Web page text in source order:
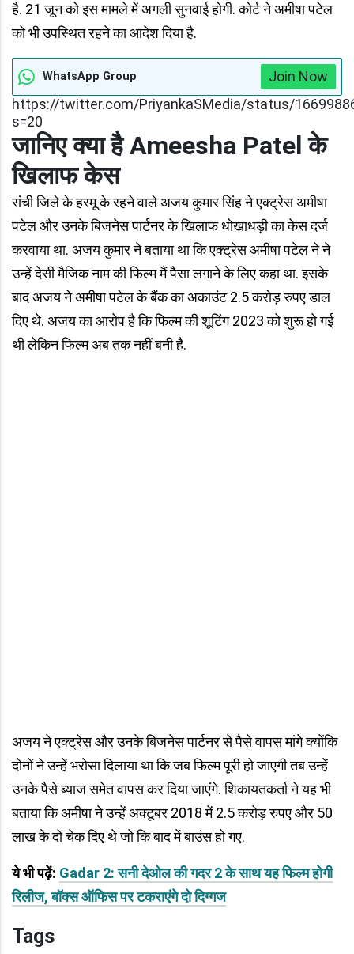
है. 21 जून को इस मामले में अगली सुनवाई होगी. कोर्ट ने अमीषा पटेल
को भी उपस्थित रहने का आदेश दिया है.
WhatsApp Group
Join Now
https://twitter.com/PriyankaSMedia/status/
s=20
जानिए क्या है Ameesha Patel के
खिलाफ केस
रांची जिले के हरमू के रहने वाले अजय कुमार सिंह ने एक्ट्रेस अमीषा
पटेल और उनके बिजनेस पार्टनर के खिलाफ धोखाधड़ी का केस दर्ज
करवाया था. अजय कुमार ने बताया था कि एक्ट्रेस अमीषा पटेल ने ने
उन्हें देसी मैजिक नाम की फिल्म मैं पैसा लगाने के लिए कहा था. इसके
बाद अजय ने अमीषा पटेल के बैंक का अकाउंट 2.5 करोड़ रुपए डाल
दिए थे. अजय का आरोप है कि फिल्म की शूटिंग 2023 को शुरू हो गई
थी लेकिन फिल्म अब तक नहीं बनी है.
अजय ने एक्ट्रेस और उनके बिजनेस पार्टनर से पैसे वापस मांगे क्योंकि
दोनों ने उन्हें भरोसा दिलाया था कि जब फिल्म पूरी हो जाएगी तब उन्हें
उनके पैसे ब्याज समेत वापस कर दिया जाएंगे. शिकायतकर्ता ने यह भी
बताया कि अमीषा ने उन्हें अक्टूबर 2018 में 2.5 करोड़ रुपए और 50
लाख के दो चेक दिए थे जो कि बाद में बाउंस हो गए.
ये भी पढ़ें: Gadar 2: सनी देओल की गदर 2 के साथ यह फिल्म होगी
रिलीज, बॉक्स ऑफिस पर टकराएंगे दो दिग्गज
Tags